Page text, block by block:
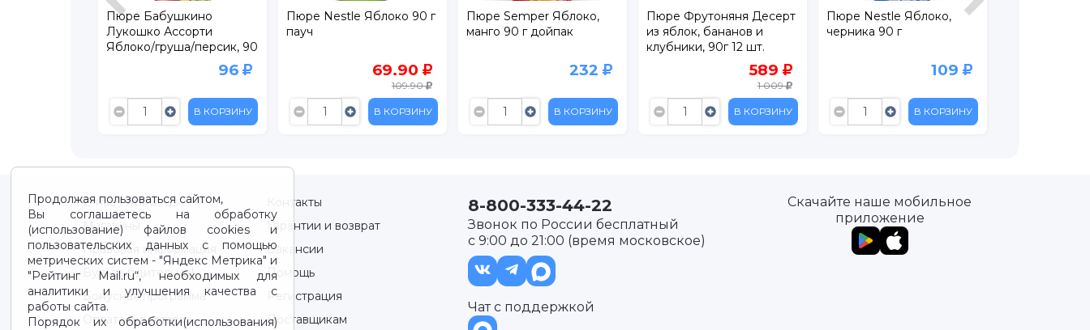
Пюре Бабушкино
Лукошко Ассорти
Яблоко/груша/персик, 90
96
В КОРЗИНУ
Пюре Nestle Яблоко 90 г
пауч
69.90
109.90
В КОРЗИНУ
Пюре Semper Яблоко,
манго 90 г дойпак
232
В КОРЗИНУ
Пюре Фрутоняня Десерт
из яблок, бананов и
клубники, 90г 12 шт.
589
1 009
В КОРЗИНУ
Пюре Nestle Яблоко,
черника 90 г
109
В КОРЗИНУ
Продолжая пользоваться сайтом,
Вы соглашаетесь на обработку
(использование) файлов cookies и
пользовательских данных с помощью
метрических систем - "Яндекс Метрика" и
"Рейтинг Mail.ru“, необходимых для
аналитики и улучшения качества с
работы сайта.
Порядок их обработки(использования)
О нас / About us
Контакты
Магазины
Гарантии и возврат
Правовая информация
Вакансии
Будьте бдительны!
Помощь
Бонусная программа
Регистрация
Оплата и доставка
Поставщикам
8-800-333-44-22
Звонок по России бесплатный
с 9:00 до 21:00 (время московское)
Чат с поддержкой
Скачайте наше мобильное
приложение